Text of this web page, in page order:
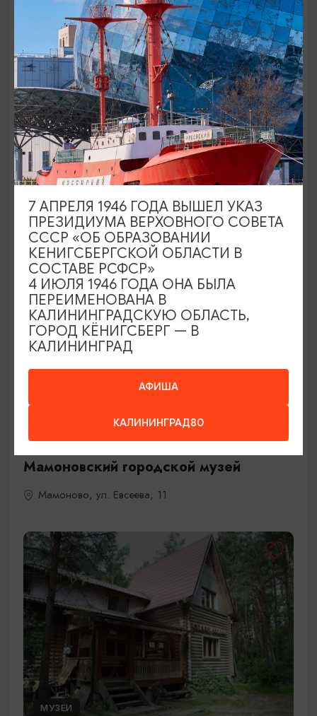
МУЗЕИ
Музей пос.Владимирово
Багратионовск, Багратионовский р-н,
пос.Владимирово, ул.Центральная, 4а
Мамоновский городской музей
Мамоново, ул. Евсеева, 11
МУЗЕИ
АФИША
КАЛИНИНГРАД80
7 АПРЕЛЯ 1946 ГОДА ВЫШЕЛ УКАЗ
ПРЕЗИДИУМА ВЕРХОВНОГО СОВЕТА
СССР «ОБ ОБРАЗОВАНИИ
КЕНИГСБЕРГСКОЙ ОБЛАСТИ В
СОСТАВЕ РСФСР»
4 ИЮЛЯ 1946 ГОДА ОНА БЫЛА
ПЕРЕИМЕНОВАНА В
КАЛИНИНГРАДСКУЮ ОБЛАСТЬ,
ГОРОД КЁНИГСБЕРГ — В
КАЛИНИНГРАД